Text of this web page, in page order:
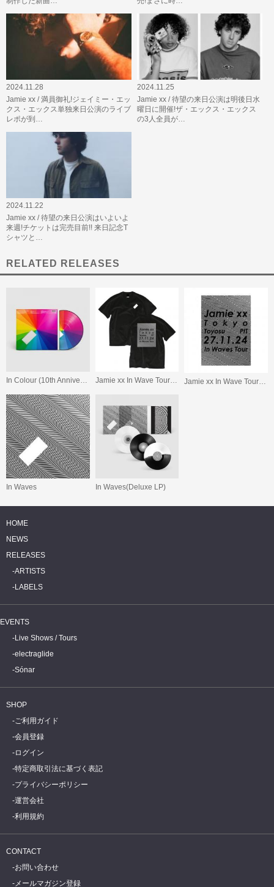
2024.11.28
Jamie xx / 満員御礼!ジェイミー・エッ
クス・エックス単独来日公演のライブ
レポが到…
2024.11.25
Jamie xx / 待望の来日公演は明後日水
曜日に開催!ザ・エックス・エックス
の3人全員が…
2024.11.22
Jamie xx / 待望の来日公演はいよいよ
来週!チケットは完売目前!! 来日記念T
シャツと…
RELATED RELEASES
In Colour (10th Anniversary) Jamie xx In Wave Tour Tokyo T-Shirt
In Waves In Waves(Deluxe LP)
HOME
NEWS
RELEASES
ARTISTS
LABELS
EVENTS
Live Shows / Tours
electraglide
Sónar
SHOP
ご利用ガイド
会員登録
ログイン
特定商取引法に基づく表記
プライバシーポリシー
運営会社
利用規約
CONTACT
お問い合わせ
メールマガジン登録